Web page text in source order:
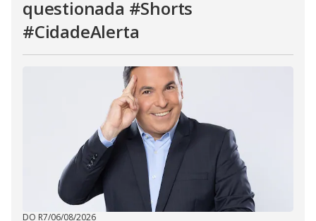
questionada #Shorts
#CidadeAlerta
DO R7/06/08/2026